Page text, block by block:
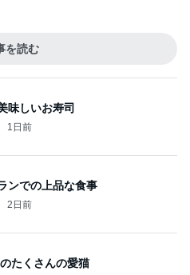
を読む
味しいお寿司
1日前
ンでの上品な食事
2日前
たくさんの愛猫